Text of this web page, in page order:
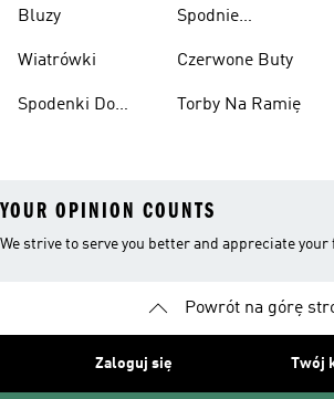
Bluzy
Wiatrówki
Spodenki Do
Spodnie
Czerwone Buty
Torby Na Ramię
YOUR OPINION COUNTS
We strive to serve you better and appreciate your
Powrót na górę
Zaloguj się Twój